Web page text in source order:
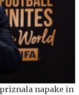
napake in